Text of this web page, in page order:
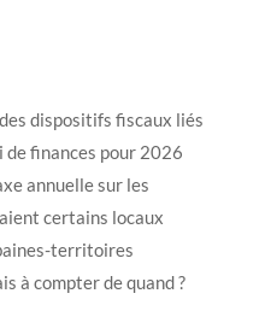
dispositifs fiscaux liés
de finances pour 2026
annuelle sur les
certains locaux
territoires
à compter de quand ?